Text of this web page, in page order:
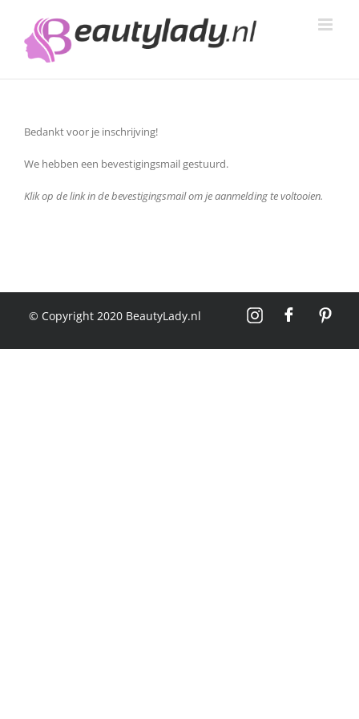
inhoud
Bedankt voor je inschrijving!
We hebben een bevestigingsmail gestuurd.
Klik op de link in de bevestigingsmail om je aanmelding te voltooien.
© Copyright 2020 BeautyLady.nl